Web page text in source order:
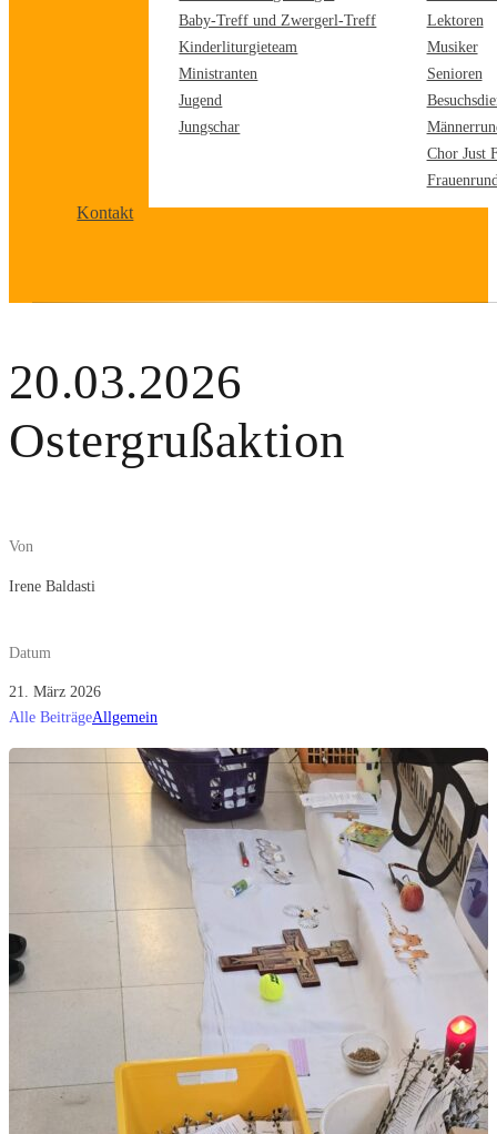
Baby-Treff und Zwergerl-Treff
Kinderliturgieteam
Ministranten
Jugend
Jungschar
Lektoren
Musiker
Senioren
Chor Just
Kontakt
20.03.2026
Ostergrußaktion
Von
Irene Baldasti
Datum
21. März 2026
Alle BeiträgeAllgemein